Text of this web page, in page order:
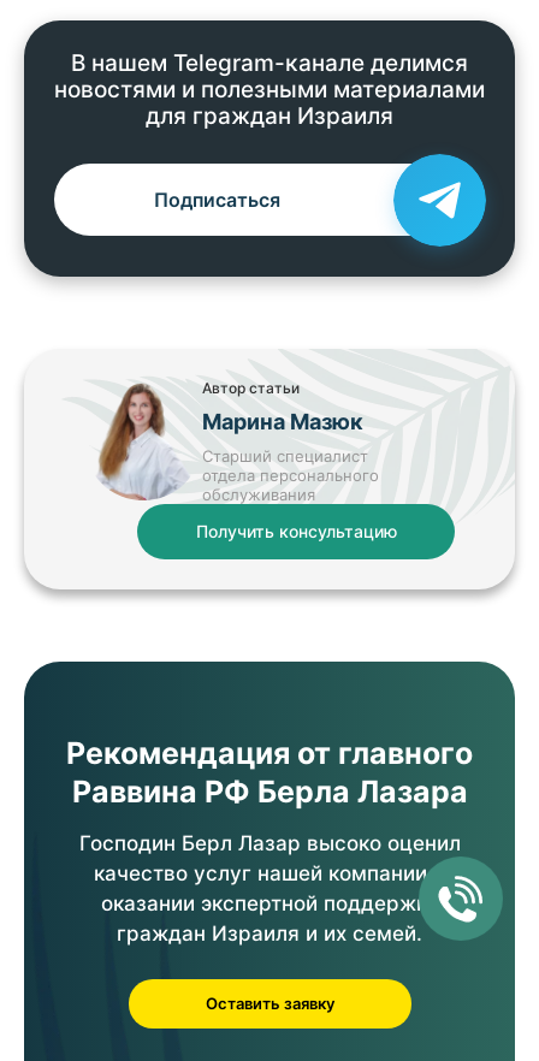
В нашем Telegram-канале делимся
новостями и полезными материалами
для граждан Израиля
Подписаться
Автор статьи
Марина Мазюк
Старший специалист
отдела персонального
обслуживания
Получить консультацию
Рекомендация от главного
Раввина РФ Берла Лазара
Господин Берл Лазар высоко оценил
качество услуг нашей компании в
оказании экспертной поддержки
граждан Израиля и их семей.
Оставить заявку